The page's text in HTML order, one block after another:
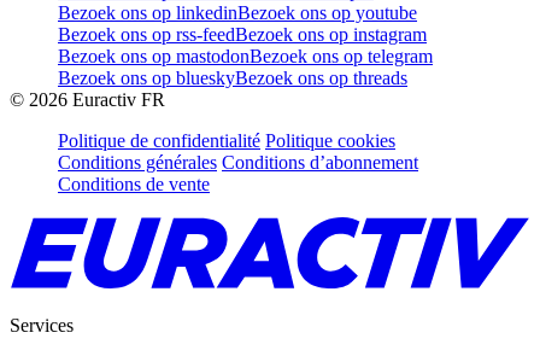
Bezoek ons op linkedinBezoek ons op youtube
Bezoek ons op rss-feedBezoek ons op instagram
Bezoek ons op mastodonBezoek ons op telegram
Bezoek ons op blueskyBezoek ons op threads
© 2026 Euractiv FR
Politique de confidentialité Politique cookies
Conditions générales Conditions d’abonnement
Conditions de vente
Services